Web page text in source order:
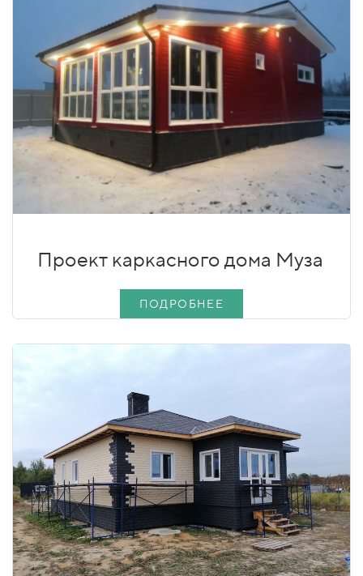
Проект каркасного дома Муза
ПОДРОБНЕЕ